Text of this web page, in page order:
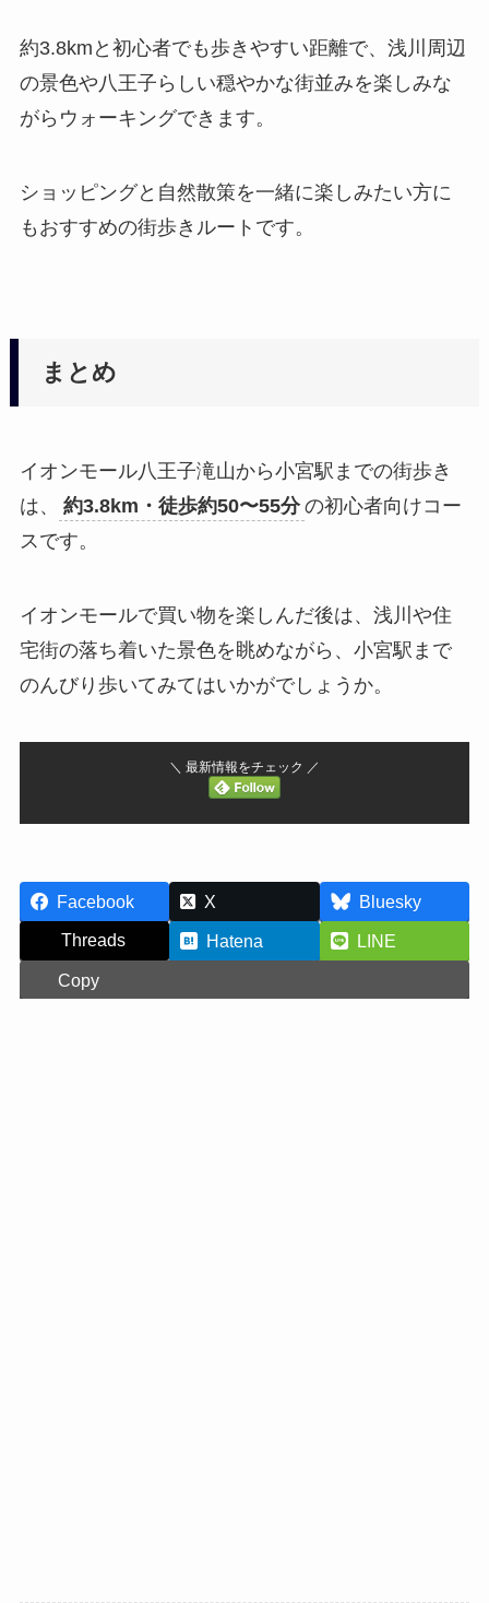
約3.8kmと初心者でも歩きやすい距離で、浅川周辺
の景色や八王子らしい穏やかな街並みを楽しみな
がらウォーキングできます。
ショッピングと自然散策を一緒に楽しみたい方に
もおすすめの街歩きルートです。
まとめ
イオンモール八王子滝山から小宮駅までの街歩き
は、
約3.8km・徒歩約50〜55分 の初心者向けコー
スです。
イオンモールで買い物を楽しんだ後は、浅川や住
宅街の落ち着いた景色を眺めながら、小宮駅まで
のんびり歩いてみてはいかがでしょうか。
＼ 最新情報をチェック ／
Facebook X
Bluesky
Threads
Hatena
LINE
Copy